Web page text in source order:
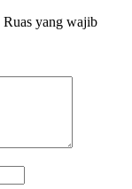
Ruas yang wajib